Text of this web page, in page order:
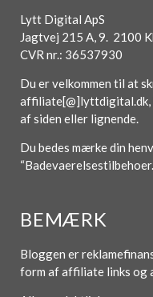
Lytt Digital ApS
Jagtvej 215 A, 9. 2100
CVR nr.: 36537930
Du er velkommen til at
af siden eller lignende.
Du bedes mærke din
BEMÆRK
Bloggen er
form af affiliate links og